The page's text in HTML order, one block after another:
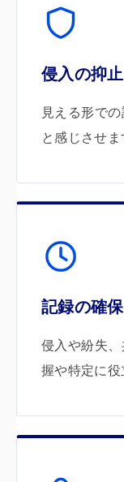
侵入の抑止
見える形で
と感じさせま
記録の確保
侵入や紛失
握や特定に役